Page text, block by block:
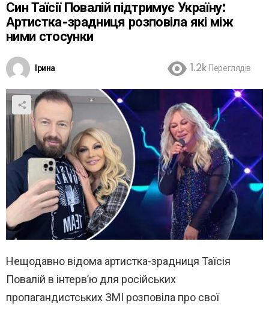
Син Таїсії Повалій підтримує Україну:
Артистка-зрадниця розповіла які між
ними стосунки
Ірина 1.2k Переглядів
Нещодавно відома артистка-зрадниця Таїсія
Повалій в інтерв’ю для російських
пропагандистських ЗМІ розповіла про свої